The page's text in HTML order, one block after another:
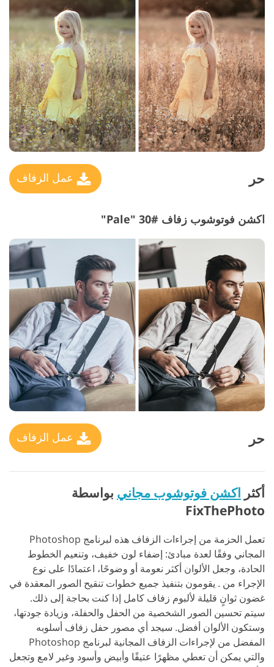
حر عمل الزفاف
اكشن فوتوشوب زفاف #30 "Pale"
حر عمل الزفاف
أكثر اكشن فوتوشوب مجاني بواسطة
FixThePhoto
تعمل الحزمة من إجراءات الزفاف هذه لبرنامج Photoshop
المجاني وفقًا لعدة مبادئ: إضفاء لون خفيف، وتنعيم الخطوط
الحادة، وجعل الألوان أكثر نعومة أو وضوحًا، اعتمادًا على نوع
الإجراء من . يقومون بتنفيذ جميع خطوات تنقيح الصور المعقدة في
غضون ثوانٍ قليلة لألبوم زفاف كامل إذا كنت بحاجة إلى ذلك.
سيتم تحسين الصور الشخصية من الحفل والحفلة، وزيادة جودتها،
وستكون الألوان أفضل. سيجد أي مصور حفل زفاف أسلوبه
المفضل من لإجراءات الزفاف المجانية لبرنامج Photoshop
والتي يمكن أن تعطي مظهرًا عتيقًا وأبيض وأسود وغير لامع وتجعل